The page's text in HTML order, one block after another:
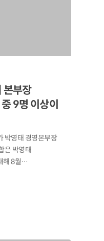
본부장
9명 이상이
박영태 경영본부장
은 박영태
해 8월…